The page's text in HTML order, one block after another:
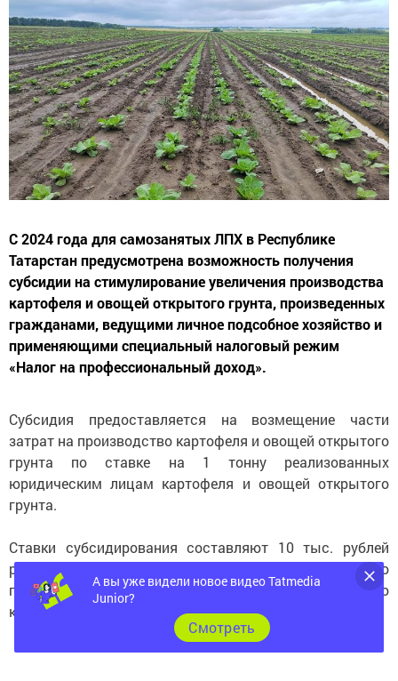
С 2024 года для самозанятых ЛПХ в Республике
Татарстан предусмотрена возможность получения
субсидии на стимулирование увеличения производства
картофеля и овощей открытого грунта, произведенных
гражданами, ведущими личное подсобное хозяйство и
применяющими специальный налоговый режим
«Налог на профессиональный доход».
Субсидия предоставляется на возмещение части
затрат на производство картофеля и овощей открытого
грунта по ставке на 1 тонну реализованных
юридическим лицам картофеля и овощей открытого
грунта.
Ставки субсидирования составляют 10 тыс. рублей
руб. за 1 тонну реализованных овощей открытого
грунта, 9 тыс. руб. за 1 тонну реализованного
картофеля.
А вы уже видели новое видео Tatmedia
Junior?
Cмотреть